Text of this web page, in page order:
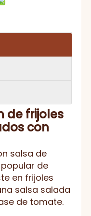
de frijoles
con
salsa de
de
en frijoles
salsa salada
de tomate.